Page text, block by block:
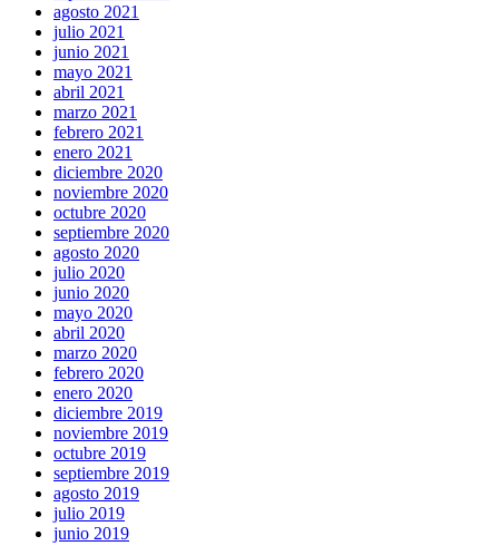
agosto 2021
julio 2021
junio 2021
mayo 2021
abril 2021
marzo 2021
febrero 2021
enero 2021
diciembre 2020
noviembre 2020
octubre 2020
septiembre 2020
agosto 2020
julio 2020
junio 2020
mayo 2020
abril 2020
marzo 2020
febrero 2020
enero 2020
diciembre 2019
noviembre 2019
octubre 2019
septiembre 2019
agosto 2019
julio 2019
junio 2019